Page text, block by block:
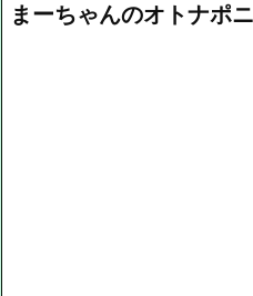
まーちゃんのオトナポ